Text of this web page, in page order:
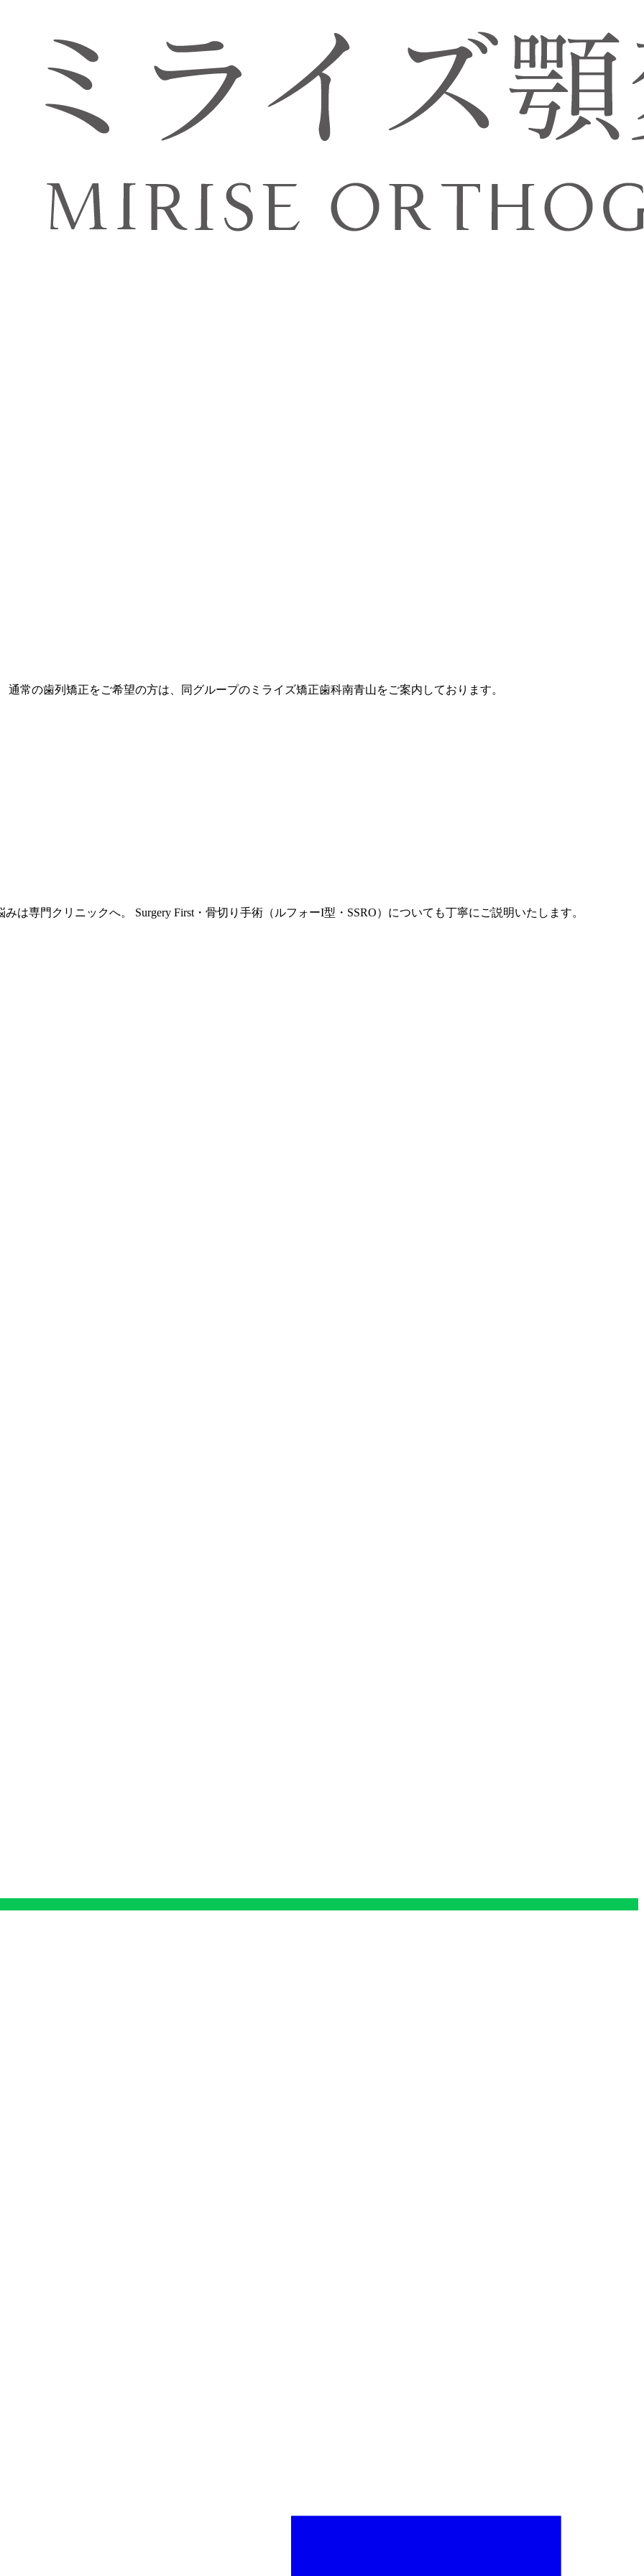
通常の歯列矯正をご希望の方は、同グループの ミライズ矯正歯科南青山をご案内しております。
は専門クリニックへ。 Surgery First・骨切り手術（ルフォーI型・SSRO）についても丁寧にご説明いたします。